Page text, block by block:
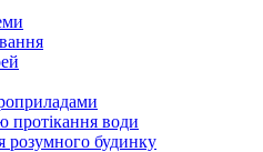
протікання води
розумного будинку